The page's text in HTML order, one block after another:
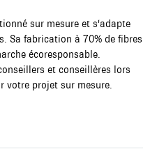
sur mesure et s'adapte
Sa fabrication à 70% de fibres
écoresponsable.
et conseillères lors
votre projet sur mesure.